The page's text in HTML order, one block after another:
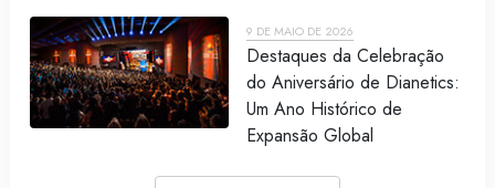
9 DE MAIO DE 2026
Destaques da Celebração
do Aniversário de Dianetics:
Um Ano Histórico de
Expansão Global